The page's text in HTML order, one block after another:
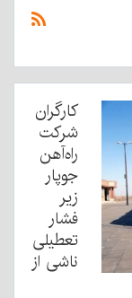
کارگران
شرکت
راه‌آهن
جوپار
زیر
فشار
تعطیلی
ناشی از